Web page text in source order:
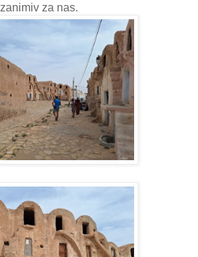
zanimiv za nas.